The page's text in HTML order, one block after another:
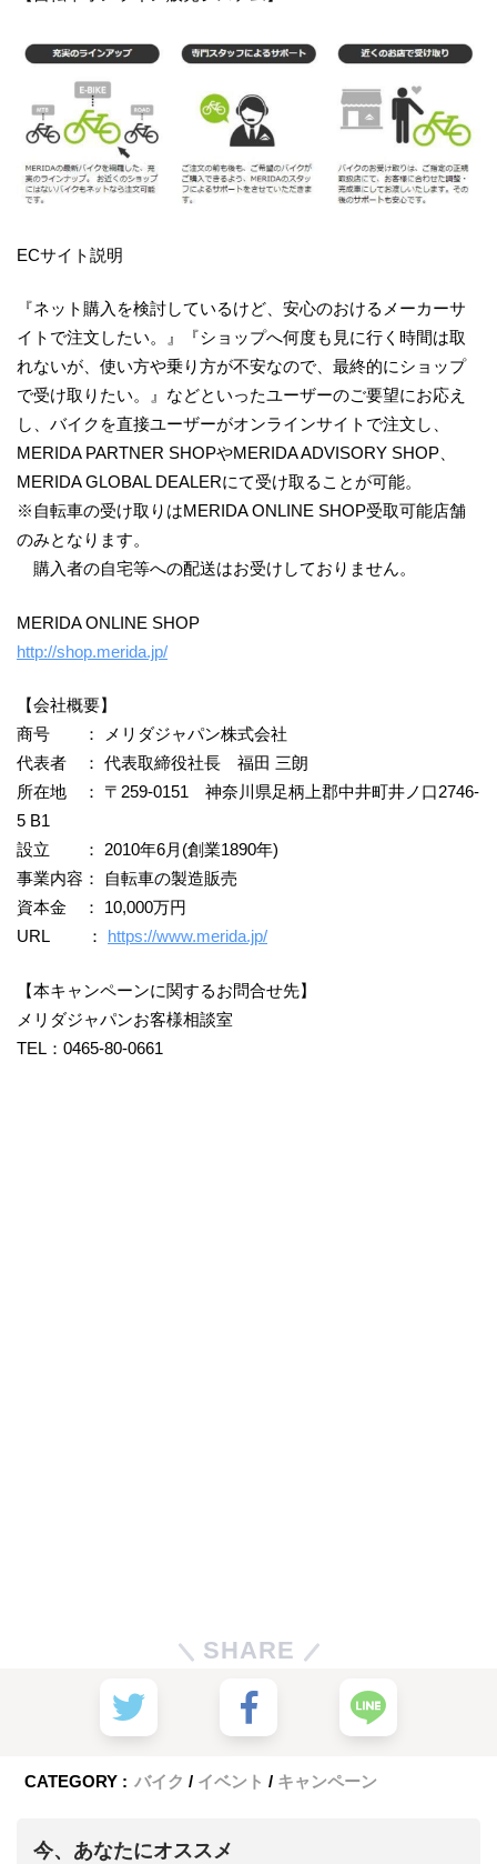
ECサイト説明
『ネット購入を検討しているけど、安心のおけるメーカーサ
イトで注文したい。』『ショップへ何度も見に行く時間は取
れないが、使い方や乗り方が不安なので、最終的にショップ
で受け取りたい。』などといったユーザーのご要望にお応え
し、バイクを直接ユーザーがオンラインサイトで注文し、
MERIDA PARTNER SHOPやMERIDA ADVISORY SHOP、
MERIDA GLOBAL DEALERにて受け取ることが可能。
※自転車の受け取りはMERIDA ONLINE SHOP受取可能店舗
のみとなります。
購入者の自宅等への配送はお受けしておりません。
MERIDA ONLINE SHOP
http://shop.merida.jp/
【会社概要】
商号 ： メリダジャパン株式会社
代表者 ： 代表取締役社長 福田 三朗
所在地 ： 〒259-0151 神奈川県足柄上郡中井町井ノ口2746-
5 B1
設立 ： 2010年6月(創業1890年)
事業内容： 自転車の製造販売
資本金 ： 10,000万円
URL ：
https://www.merida.jp/
【本キャンペーンに関するお問合せ先】
メリダジャパンお客様相談室
TEL：0465-80-0661
SHARE
CATEGORY : バイク イベント キャンペーン
今、あなたにオススメ